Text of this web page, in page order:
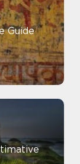
Guide